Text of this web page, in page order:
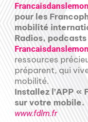
pour les
mobilité
Radios,
ressources
préparent, qui
mobilité.
Installez l’APP «
sur votre mobile.
www.fdlm.fr